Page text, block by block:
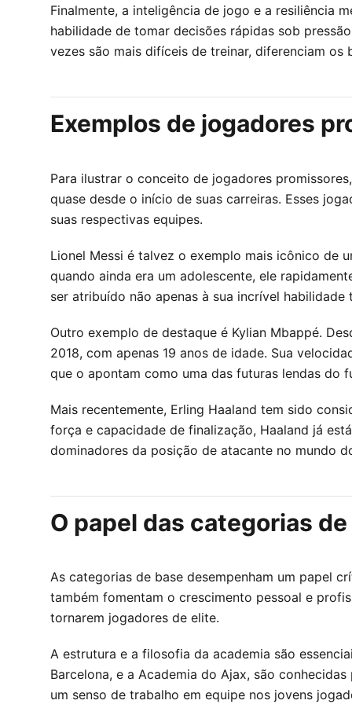
Finalmente, a inteligência de jogo e a resiliência
habilidade de tomar decisões rápidas sob
vezes são mais difíceis de treinar, diferenciam
Exemplos de jogadores
Para ilustrar o conceito de jogadores
quase desde o início de suas carreiras. Esses
suas respectivas equipes.
Lionel Messi é talvez o exemplo mais icônico de
quando ainda era um adolescente, ele
ser atribuído não apenas à sua incrível
Outro exemplo de destaque é Kylian Mbappé.
2018, com apenas 19 anos de idade. Sua
que o apontam como uma das futuras lendas do
Mais recentemente, Erling Haaland tem sido
força e capacidade de finalização, Haaland já
dominadores da posição de atacante no mundo
O papel das categorias
As categorias de base desempenham um papel
também fomentam o crescimento pessoal e
tornarem jogadores de elite.
A estrutura e a filosofia da academia são
Barcelona, e a Academia do Ajax, são
um senso de trabalho em equipe nos jovens